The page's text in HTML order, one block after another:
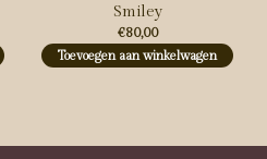
Smiley
€80,00
Toevoegen aan winkelwagen